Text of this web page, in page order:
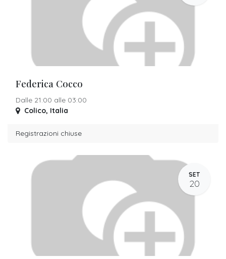
Federica Cocco
Dalle 21:00 alle 03:00
Colico, Italia
Registrazioni chiuse
SET
20